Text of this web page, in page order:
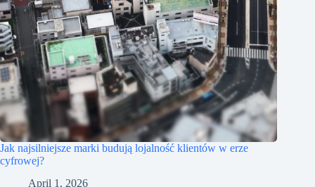
Jak najsilniejsze marki budują lojalność klientów w erze
cyfrowej?
April 1, 2026